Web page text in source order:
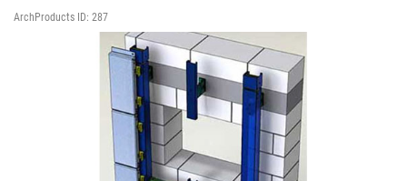
ArchProducts ID: 287